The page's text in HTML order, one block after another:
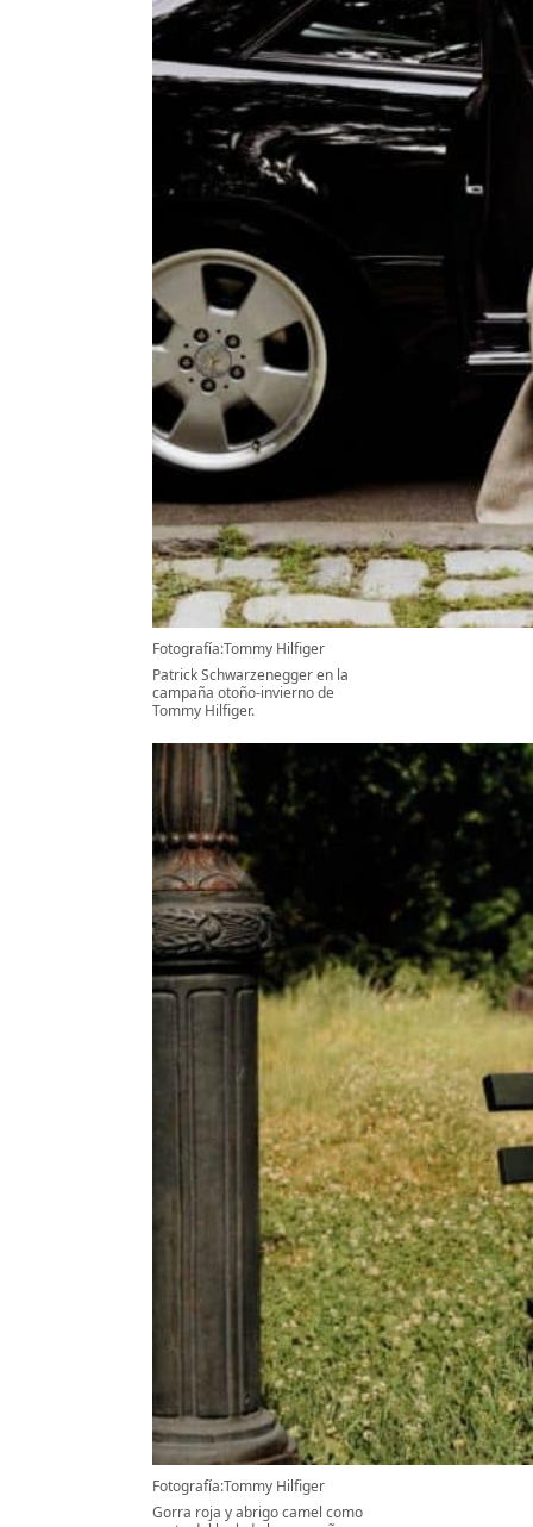
Fotografía:Tommy Hilfiger
Patrick Schwarzenegger en la
campaña otoño-invierno de
Tommy Hilfiger.
Fotografía:Tommy Hilfiger
Gorra roja y abrigo camel como